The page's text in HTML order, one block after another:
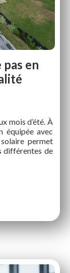
en
mois d’été. À
équipée avec
permet
différentes de